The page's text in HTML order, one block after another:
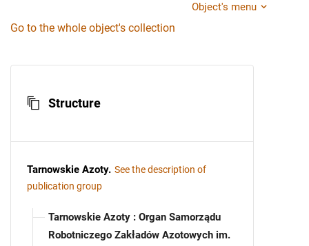
Object's menu
Go to the whole object's collection
Structure
Tarnowskie Azoty. See the description of
publication group
Tarnowskie Azoty : Organ Samorządu
Robotniczego Zakładów Azotowych im.